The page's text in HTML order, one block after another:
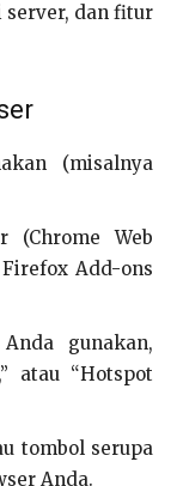
server, dan fitur
(misalnya
(Chrome Web
Add-ons
gunakan,
atau “Hotspot
tombol serupa
Anda.